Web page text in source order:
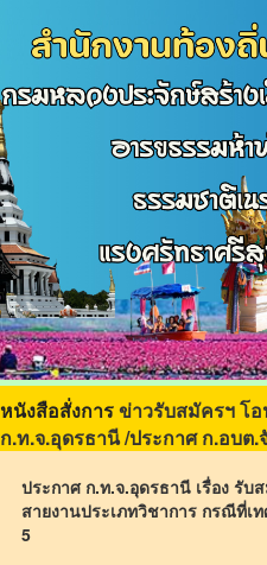
หนังสือสั่งการ ข่าวรับสมัครฯ โอ
ก.ท.จ.อุดรธานี /ประกาศ ก.อบต
ประกาศ ก.ท.จ.อุดรธานี เรื่อง รับ
สายงานประเภทวิชาการ กรณีที่เ
5